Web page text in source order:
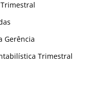
Gerência
Trimestral